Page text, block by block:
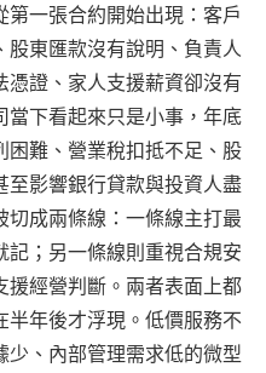
一張合約開始出現：客戶
東匯款沒有說明、負責人
證、家人支援薪資卻沒有
當下看起來只是小事，年底
難、營業稅扣抵不足、股
至影響銀行貸款與投資人盡
成兩條線：一條線主打最
；另一條線則重視合規安
經營判斷。兩者表面上都
年後才浮現。低價服務不
、內部管理需求低的微型